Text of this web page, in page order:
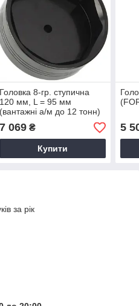
Головка 8-гр. ступична
120 мм, L = 95 мм
(вантажні а/м до 12 тонн)
(FORCE 9T1416)
7 069₴
Купити
5
за рік